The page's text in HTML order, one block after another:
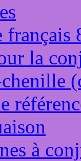
français
la
à